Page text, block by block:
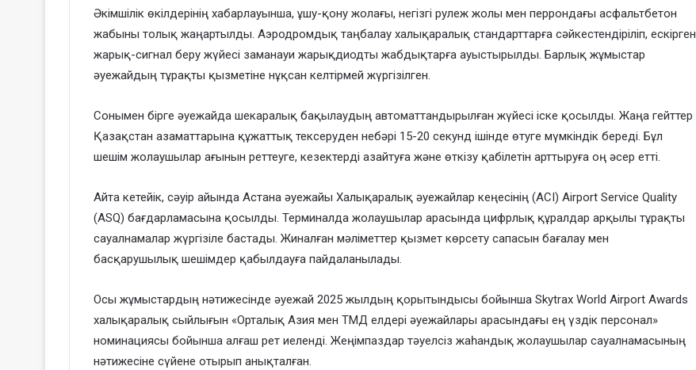
Әкімшілік өкілдерінің хабарлауынша, ұшу-қону жолағы, негізгі рулеж жолы мен перрондағы асфальтбетон
жабыны толық жаңартылды. Аэродромдық таңбалау халықаралық стандарттарға сәйкестендіріліп, ескірген
жарық-сигнал беру жүйесі заманауи жарықдиодты жабдықтарға ауыстырылды. Барлық жұмыстар
әуежайдың тұрақты қызметіне нұқсан келтірмей жүргізілген.
Сонымен бірге әуежайда шекаралық бақылаудың автоматтандырылған жүйесі іске қосылды. Жаңа гейттер
Қазақстан азаматтарына құжаттық тексеруден небәрі 15-20 секунд ішінде өтуге мүмкіндік береді. Бұл
шешім жолаушылар ағынын реттеуге, кезектерді азайтуға және өткізу қабілетін арттыруға оң әсер етті.
Айта кетейік, сәуір айында Астана әуежайы Халықаралық әуежайлар кеңесінің (ACI) Airport Service Quality
(ASQ) бағдарламасына қосылды. Терминалда жолаушылар арасында цифрлық құралдар арқылы тұрақты
сауалнамалар жүргізіле бастады. Жиналған мәліметтер қызмет көрсету сапасын бағалау мен
басқарушылық шешімдер қабылдауға пайдаланылады.
Осы жұмыстардың нәтижесінде әуежай 2025 жылдың қорытындысы бойынша Skytrax World Airport Awards
халықаралық сыйлығын «Орталық Азия мен ТМД елдері әуежайлары арасындағы ең үздік персонал»
номинациясы бойынша алғаш рет иеленді. Жеңімпаздар тәуелсіз жаһандық жолаушылар сауалнамасының
нәтижесіне сүйене отырып анықталған.